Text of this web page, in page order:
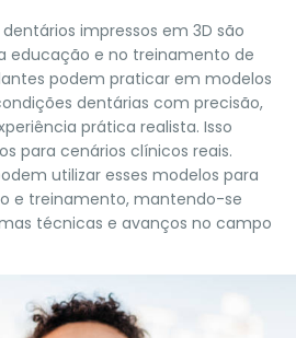
impressos em 3D são
educação e no treinamento de
podem praticar em modelos
dentárias com precisão,
prática realista. Isso
para cenários clínicos reais.
utilizar esses modelos para
e treinamento, mantendo-se
técnicas e avanços no campo